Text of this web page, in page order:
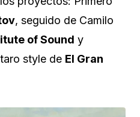
, seguido de Camilo
of Sound y
style de El Gran